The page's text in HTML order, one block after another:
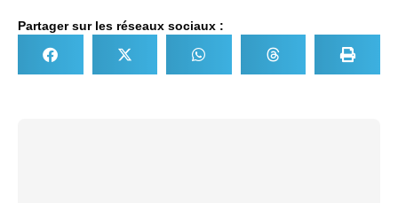
Partager sur les réseaux sociaux :